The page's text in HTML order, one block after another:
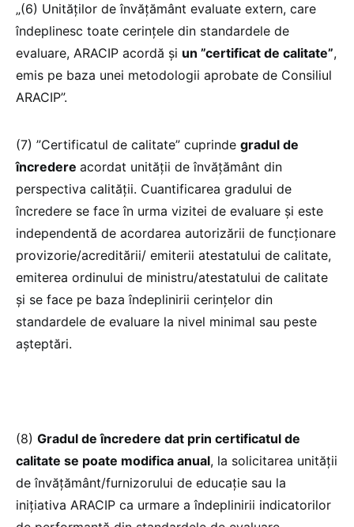
„(6) Unităților de învățământ evaluate extern, care
îndeplinesc toate cerințele din standardele de
evaluare, ARACIP acordă și un ”certificat de calitate”,
emis pe baza unei metodologii aprobate de Consiliul
ARACIP”.
(7) ”Certificatul de calitate” cuprinde gradul de
încredere acordat unității de învățământ din
perspectiva calității. Cuantificarea gradului de
încredere se face în urma vizitei de evaluare și este
independentă de acordarea autorizării de funcționare
provizorie/acreditării/ emiterii atestatului de calitate,
emiterea ordinului de ministru/atestatului de calitate
și se face pe baza îndeplinirii cerințelor din
standardele de evaluare la nivel minimal sau peste
așteptări.
(8) Gradul de încredere dat prin certificatul de
calitate se poate modifica anual, la solicitarea unității
de învățământ/furnizorului de educație sau la
inițiativa ARACIP ca urmare a îndeplinirii indicatorilor